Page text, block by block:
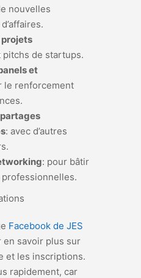
nouvelles
projets
pitchs de startups.
et
le renforcement
: avec d’autres
: pour bâtir
Facebook de JES
en savoir plus sur
et les inscriptions.
rapidement, car